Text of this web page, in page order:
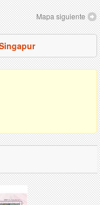
Mapa siguiente